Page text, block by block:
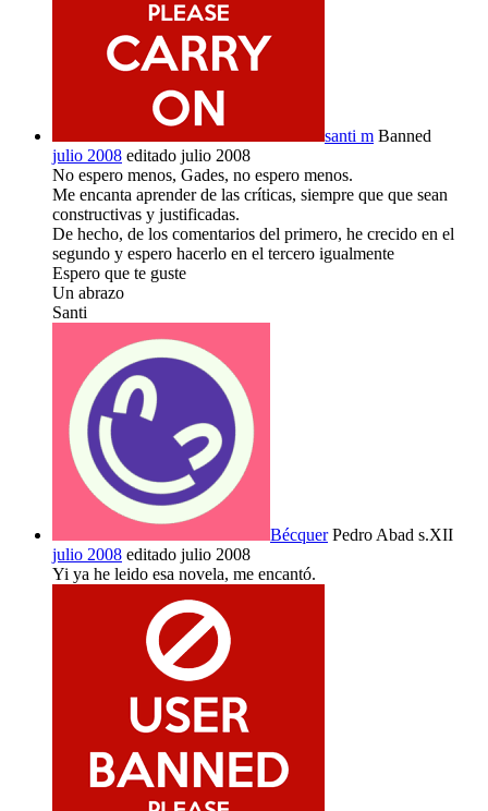
santi m Banned
julio 2008 editado julio 2008
No espero menos, Gades, no espero menos.
Me encanta aprender de las críticas, siempre que que sean
constructivas y justificadas.
De hecho, de los comentarios del primero, he crecido en el
segundo y espero hacerlo en el tercero igualmente
Espero que te guste
Un abrazo
Santi
Bécquer Pedro Abad s.XII
julio 2008 editado julio 2008
Yi ya he leido esa novela, me encantó.